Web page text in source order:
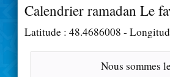
Calendrier ramadan Le
Latitude : 48.4686008 -
Nous sommes